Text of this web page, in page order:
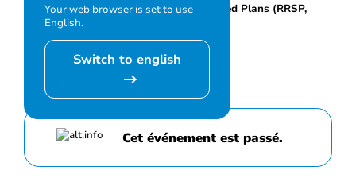
Your web browser is set to use
English.
Switch to english
et activités
Introduction to Registered Plans (RRSP,
TFSA, RESP, FHSA)
Cet événement est passé.